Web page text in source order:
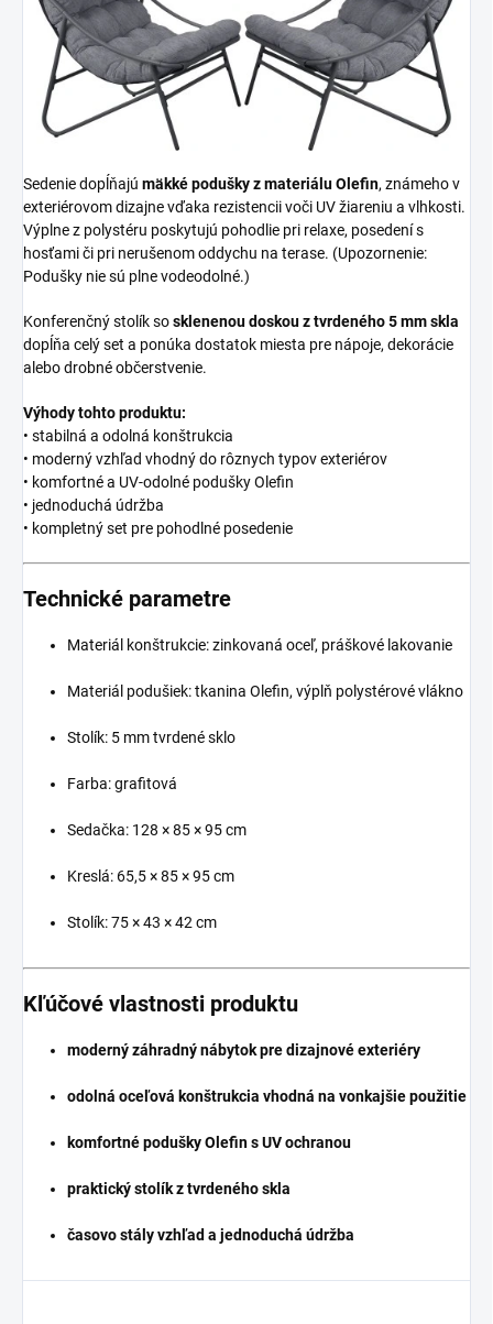
Sedenie dopĺňajú mäkké podušky z materiálu Olefin, známeho v
exteriérovom dizajne vďaka rezistencii voči UV žiareniu a vlhkosti.
Výplne z polystéru poskytujú pohodlie pri relaxe, posedení s
hosťami či pri nerušenom oddychu na terase. (Upozornenie:
Podušky nie sú plne vodeodolné.)
Konferenčný stolík sosklenenou doskou z tvrdeného 5 mm skla
dopĺňa celý set a ponúka dostatok miesta pre nápoje, dekorácie
alebo drobné občerstvenie.
Výhody tohto produktu:
• stabilná a odolná konštrukcia
• moderný vzhľad vhodný do rôznych typov exteriérov
• komfortné a UV-odolné podušky Olefin
• jednoduchá údržba
• kompletný set pre pohodlné posedenie
Technické parametre
Materiál konštrukcie: zinkovaná oceľ, práškové lakovanie
Materiál podušiek: tkanina Olefin, výplň polystérové vlákno
Stolík: 5 mm tvrdené sklo
Farba: grafitová
Sedačka: 128 × 85 × 95 cm
Kreslá: 65,5 × 85 × 95 cm
Stolík: 75 × 43 × 42 cm
Kľúčové vlastnosti produktu
moderný záhradný nábytok pre dizajnové exteriéry
odolná oceľová konštrukcia vhodná na vonkajšie použitie
komfortné podušky Olefin s UV ochranou
praktický stolík z tvrdeného skla
časovo stály vzhľad a jednoduchá údržba